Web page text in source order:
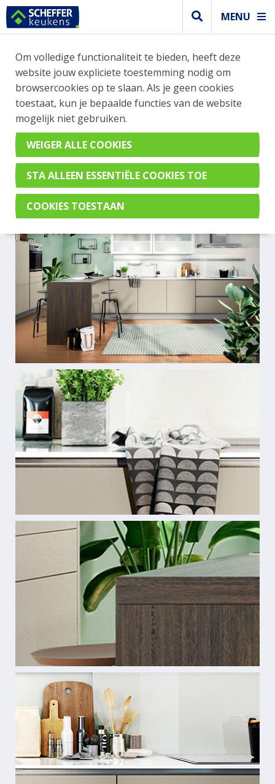
MENU
Greeploos keuken
GREEPLOZE KEUKEN IN
MODERNE STIJL MET
BOVENKASTJES
Perfect Soft Kashmir
Om volledige functionaliteit te bieden, heeft deze
website jouw expliciete toestemming nodig om
browsercookies op te slaan. Als je geen cookies
toestaat, kun je bepaalde functies van de website
mogelijk niet gebruiken.